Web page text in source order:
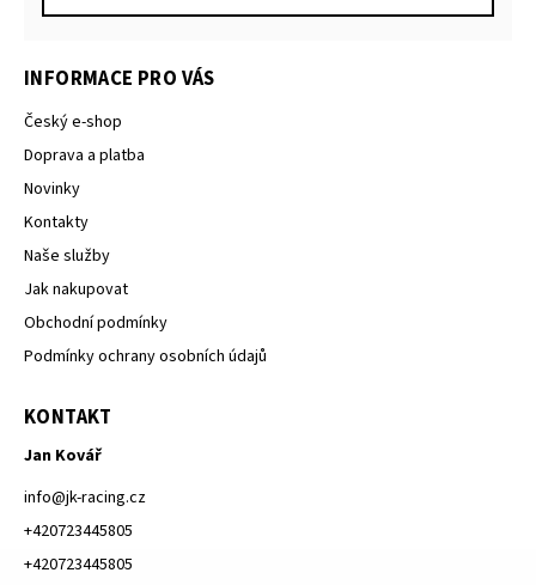
INFORMACE PRO VÁS
Český e-shop
Doprava a platba
Novinky
Kontakty
Naše služby
Jak nakupovat
Obchodní podmínky
Podmínky ochrany osobních údajů
KONTAKT
Jan Kovář
info@jk-racing.cz
+420723445805
+420723445805